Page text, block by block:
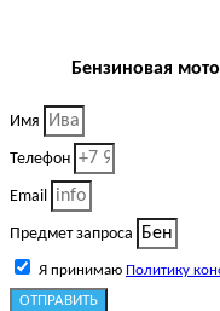
Бензиновая
Имя
Телефон
Email
Предмет запроса
Я принимаю Политику
ОТПРАВИТЬ